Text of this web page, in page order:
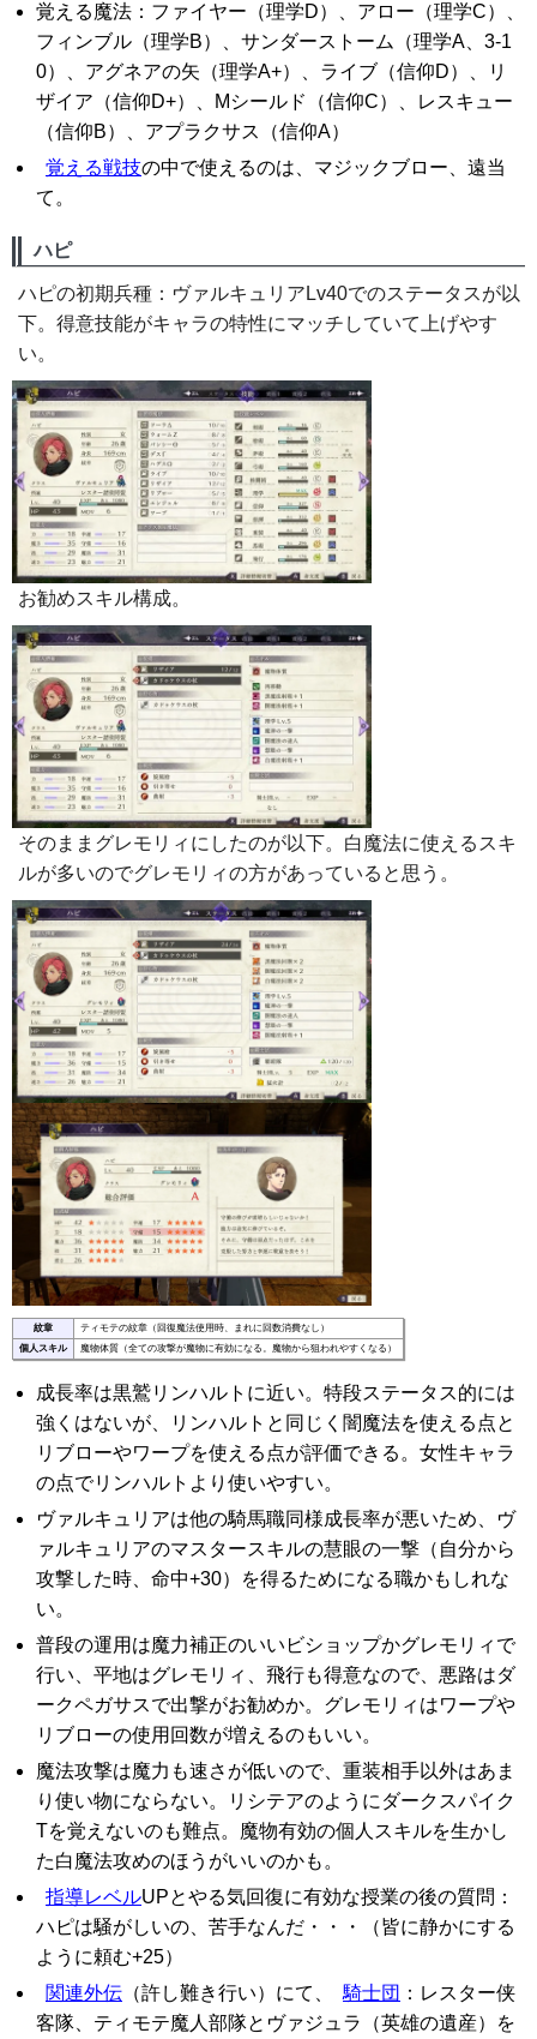
覚える魔法：ファイヤー（理学D）、アロー（理学C）、
フィンブル（理学B）、サンダーストーム（理学A、3-1
0）、アグネアの矢（理学A+）、ライブ（信仰D）、リ
ザイア（信仰D+）、Mシールド（信仰C）、レスキュー
（信仰B）、アプラクサス（信仰A）
覚える戦技の中で使えるのは、マジックブロー、遠当
て。
ハピ
ハピの初期兵種：ヴァルキュリアLv40でのステータスが以
下。得意技能がキャラの特性にマッチしていて上げやす
い。
お勧めスキル構成。
そのままグレモリィにしたのが以下。白魔法に使えるスキ
ルが多いのでグレモリィの方があっていると思う。
紋章
ティモテの紋章（回復魔法使用時、まれに回数消費なし）
個人スキル
魔物体質（全ての攻撃が魔物に有効になる。魔物から狙われやすくなる）
成長率は黒鷲リンハルトに近い。特段ステータス的には
強くはないが、リンハルトと同じく闇魔法を使える点と
リブローやワープを使える点が評価できる。女性キャラ
の点でリンハルトより使いやすい。
ヴァルキュリアは他の騎馬職同様成長率が悪いため、ヴ
ァルキュリアのマスタースキルの慧眼の一撃（自分から
攻撃した時、命中+30）を得るためになる職かもしれな
い。
普段の運用は魔力補正のいいビショップかグレモリィで
行い、平地はグレモリィ、飛行も得意なので、悪路はダ
ークペガサスで出撃がお勧めか。グレモリィはワープや
リブローの使用回数が増えるのもいい。
魔法攻撃は魔力も速さが低いので、重装相手以外はあま
り使い物にならない。リシテアのようにダークスパイク
Tを覚えないのも難点。魔物有効の個人スキルを生かし
た白魔法攻めのほうがいいのかも。
指導レベルUPとやる気回復に有効な授業の後の質問：
ハピは騒がしいの、苦手なんだ・・・（皆に静かにする
ように頼む+25）
関連外伝 （許し難き行い）にて、 騎士団 ：レスター侠
客隊、ティモテ魔人部隊とヴァジュラ（英雄の遺産）を